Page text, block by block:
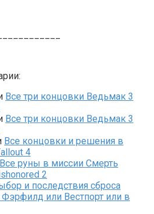
Все три концовки Ведьмак 3
Все три концовки Ведьмак 3
Все концовки и решения в
4
Все руны в миссии Смерть
2
и последствия сброса
Фэрфилд или Вестпорт или в